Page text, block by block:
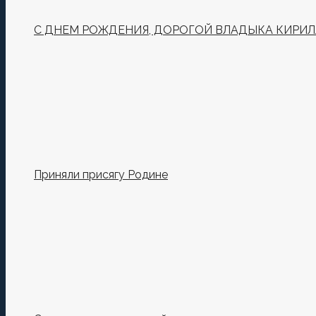
С ДНЕМ РОЖДЕНИЯ, ДОРОГОЙ ВЛАДЫКА
Приняли присягу Родине